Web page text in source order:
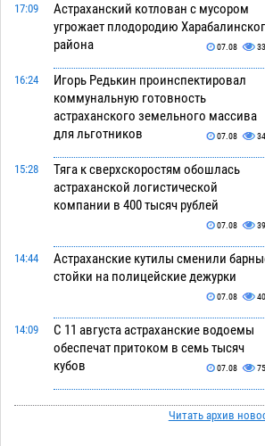
17:09
Астраханский котлован с мусором
угрожает плодородию
района
07.08
16:24
Игорь Редькин проинспектировал
коммунальную готовность
астраханского земельного массива
для льготников
07.08
15:28
Тяга к сверхскоростям обошлась
астраханской логистической
компании в 400 тысяч рублей
07.08
14:44
Астраханские кутилы сменили
стойки на полицейские дежурки
07.08
14:09
С 11 августа астраханские водоемы
обеспечат притоком в семь тысяч
кубов
07.08
Астраханский аэропорт попробует
отбиться от ворон в апелляционном
Читать архив